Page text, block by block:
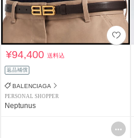
¥94,400送料込
返品補償
BALENCIAGA
PERSONAL SHOPPER
Neptunus